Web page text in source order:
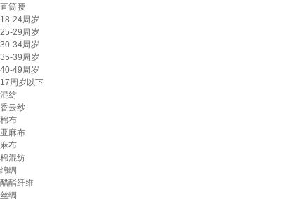
直筒腰
18-24周岁
25-29周岁
30-34周岁
35-39周岁
40-49周岁
17周岁以下
混纺
香云纱
棉布
亚麻布
麻布
棉混纺
绵绸
醋酯纤维
丝绸